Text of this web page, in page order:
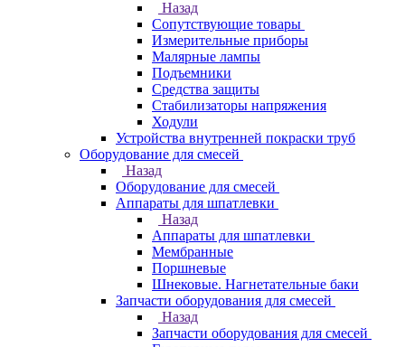
Назад
Сопутствующие товары
Измерительные приборы
Малярные лампы
Подъемники
Средства защиты
Стабилизаторы напряжения
Ходули
Устройства внутренней покраски труб
Оборудование для смесей
Назад
Оборудование для смесей
Аппараты для шпатлевки
Назад
Аппараты для шпатлевки
Мембранные
Поршневые
Шнековые. Нагнетательные баки
Запчасти оборудования для смесей
Назад
Запчасти оборудования для смесей